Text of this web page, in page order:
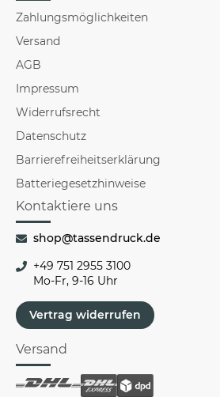
Zahlungsmöglichkeiten
Versand
AGB
Impressum
Widerrufsrecht
Datenschutz
Barrierefreiheitserklärung
Batteriegesetzhinweise
Kontaktiere uns
shop@tassendruck.de
+49 751 2955 3100
Mo-Fr, 9-16 Uhr
Vertrag widerrufen
Versand